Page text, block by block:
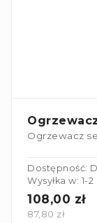
Ogrzewacz
Dostępność:
Wysyłka w: 1-
108,00 zł
87,80 zł